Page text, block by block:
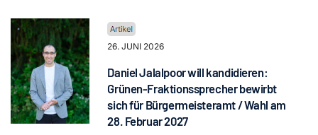
26. JUNI 2026
Daniel Jalalpoor will kandidieren:
Grünen-Fraktionssprecher bewirbt
sich für Bürgermeisteramt / Wahl am
28. Februar 2027